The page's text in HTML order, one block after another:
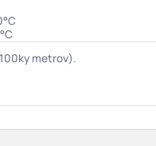
metrov).